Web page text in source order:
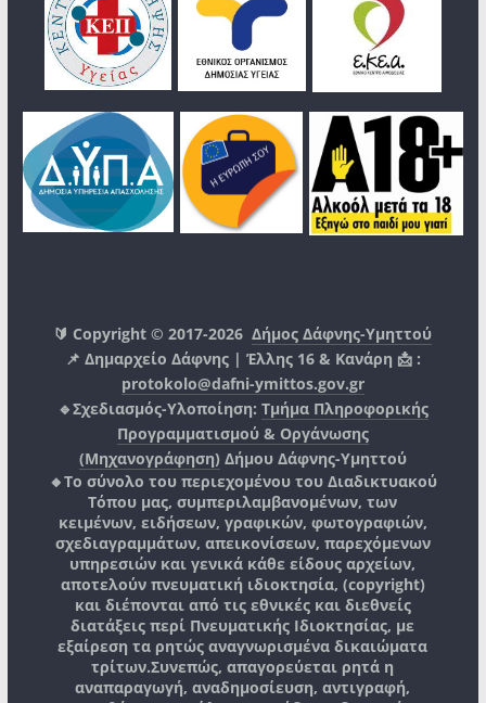
🔰 Copyright © 2017-2026Δήμος Δάφνης-Υμηττού
📌 Δημαρχείο Δάφνης | Έλλης 16 & Κανάρη 📩 :
protokolo@dafni-ymittos.gov.gr
🔹Σχεδιασμός-Υλοποίηση: Τμήμα Πληροφορικής
Προγραμματισμού & Οργάνωσης
(Μηχανογράφηση) Δήμου Δάφνης-Υμηττού
🔸Το σύνολο του περιεχομένου του Διαδικτυακού
Τόπου μας, συμπεριλαμβανομένων, των
κειμένων, ειδήσεων, γραφικών, φωτογραφιών,
σχεδιαγραμμάτων, απεικονίσεων, παρεχόμενων
υπηρεσιών και γενικά κάθε είδους αρχείων,
αποτελούν πνευματική ιδιοκτησία, (copyright)
και διέπονται από τις εθνικές και διεθνείς
διατάξεις περί Πνευματικής Ιδιοκτησίας, με
εξαίρεση τα ρητώς αναγνωρισμένα δικαιώματα
τρίτων.Συνεπώς, απαγορεύεται ρητά η
αναπαραγωγή, αναδημοσίευση, αντιγραφή,